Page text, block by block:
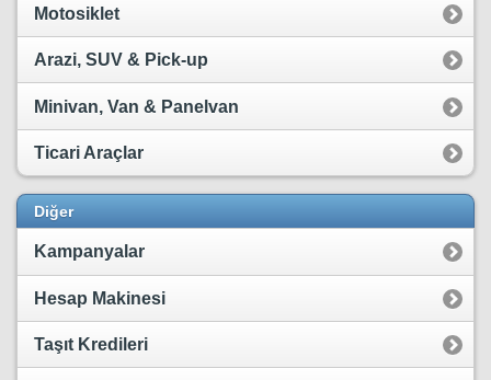
Motosiklet
Arazi, SUV & Pick-up
Minivan, Van & Panelvan
Ticari Araçlar
Diğer
Kampanyalar
Hesap Makinesi
Taşıt Kredileri